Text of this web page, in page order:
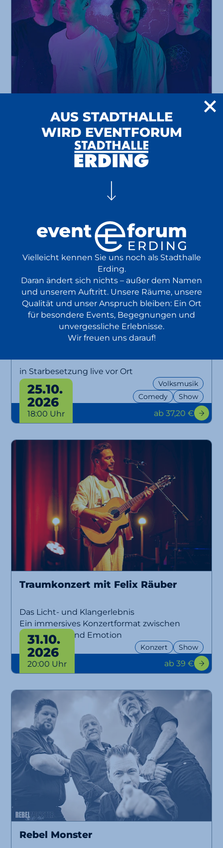
Viva La Vida
A Tribute to Coldplay
Konzert Tribute
BR Brettl-Spitzen LIVE
in Starbesetzung live vor Ort
Comedy Show
Volksmusik
25.10.
2026
18:00 Uhr ab 37,20 €
Traumkonzert mit Felix Räuber
Das Licht- und Klangerlebnis
Ein immersives Konzertformat zwischen
Musik, Licht und Emotion
Konzert Show
31.10.
2026
20:00 Uhr ab 39 €
Rebel Monster
AUS STADTHALLE
WIRD EVENTFORUM
Vielleicht kennen Sie uns noch als Stadthalle
Erding.
Daran ändert sich nichts – außer dem Namen
und unserem Auftritt. Unsere Räume, unsere
Qualität und unser Anspruch bleiben: Ein Ort
für besondere Events, Begegnungen und
unvergessliche Erlebnisse.
Wir freuen uns darauf!